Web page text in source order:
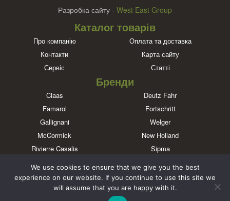
Разробка сайту - West East Group
Каталог товарів
Про компанію
Оплата та доставка
Контакти
Карта сайту
Сервіс
Статті
Бренди
Claas
Deutz Fahr
Famarol
Fortschritt
Gallignani
Welger
McCormick
New Holland
Rivierre Casalis
Sipma
Познайомтеся з нами в соціальних мережах
We use cookies to ensure that we give you the best
experience on our website. If you continue to use this site we
will assume that you are happy with it.